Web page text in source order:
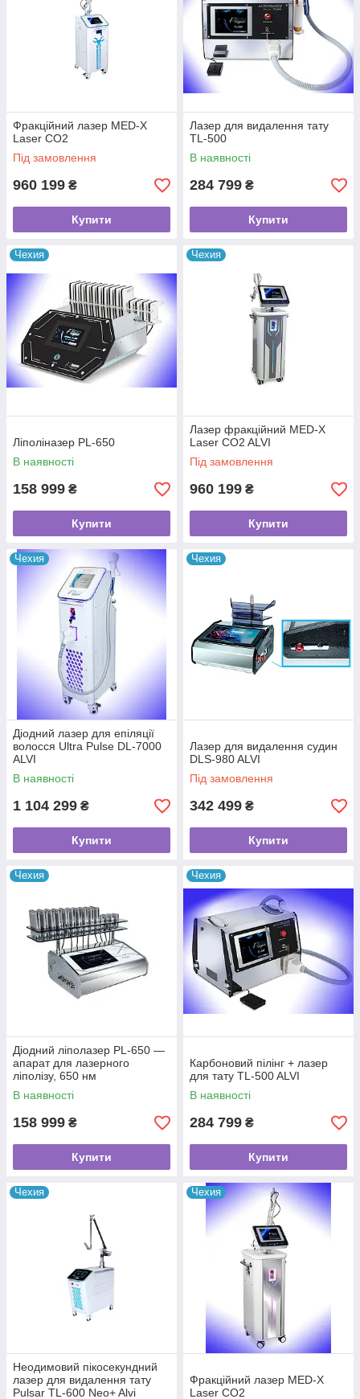
Фракційний лазер MED-X
Laser CO2
Під замовлення
960 199 ₴
Купити
Лазер для видалення тату
TL-500
В наявності
284 799 ₴
Купити
Чехия
Ліполіназер PL-650
В наявності
158 999 ₴
Купити
Чехия
Лазер фракційний MED-X
Laser CO2 ALVI
Під замовлення
960 199 ₴
Купити
Чехия
Діодний лазер для епіляції
волосся Ultra Pulse DL-7000
ALVI
В наявності
1 104 299 ₴
Купити
Чехия
Лазер для видалення судин
DLS-980 ALVI
Під замовлення
342 499 ₴
Купити
Чехия
Діодний ліполазер PL-650 —
апарат для лазерного
ліполізу, 650 нм
В наявності
158 999 ₴
Купити
Чехия
Карбоновий пілінг + лазер
для тату TL-500 ALVI
В наявності
284 799 ₴
Купити
Чехия
Неодимовий пікосекундний
лазер для видалення тату
Pulsar TL-600 Neo+ Alvi
Чехия
Фракційний лазер MED-X
Laser CO2